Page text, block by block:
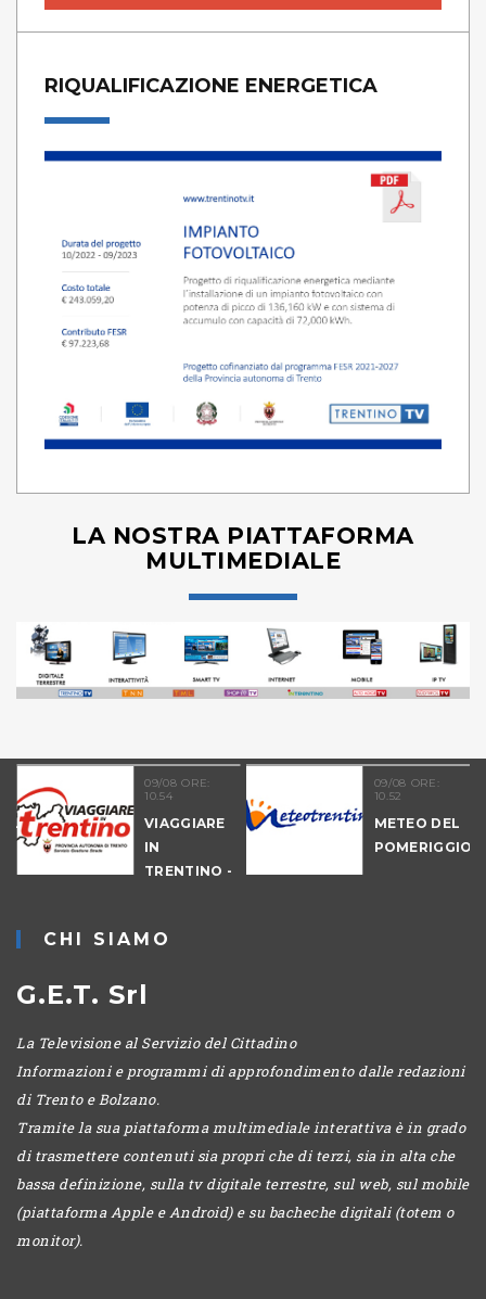
RIQUALIFICAZIONE ENERGETICA
LA NOSTRA PIATTAFORMA
MULTIMEDIALE
09/08 ORE:
10.54
VIAGGIARE
IN
TRENTINO -
09/08 ORE:
10.52
METEO DEL
POMERIGGIO
CHI SIAMO
G.E.T. Srl
La Televisione al Servizio del Cittadino
Informazioni e programmi di approfondimento dalle redazioni
di Trento e Bolzano.
Tramite la sua piattaforma multimediale interattiva è in grado
di trasmettere contenuti sia propri che di terzi, sia in alta che
bassa definizione, sulla tv digitale terrestre, sul web, sul mobile
(piattaforma Apple e Android) e su bacheche digitali (totem o
monitor).